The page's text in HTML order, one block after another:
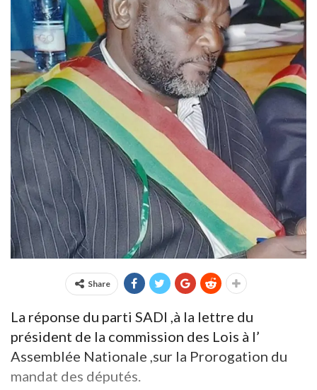
Share
La réponse du parti SADI ,à la lettre du
président de la commission des Lois à l’
Assemblée Nationale ,sur la Prorogation du
mandat des députés.